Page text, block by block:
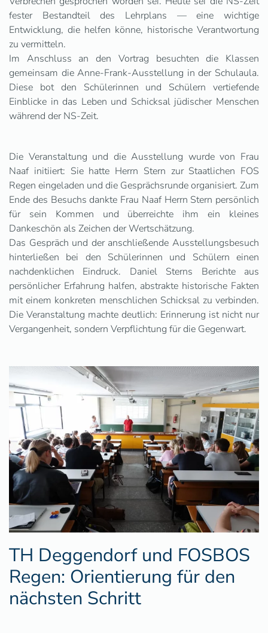
fester Bestandteil des Lehrplans — eine wichtige
Entwicklung, die helfen könne, historische Verantwortung
zu vermitteln.
Im Anschluss an den Vortrag besuchten die Klassen
gemeinsam die Anne-Frank-Ausstellung in der Schulaula.
Diese bot den Schülerinnen und Schülern vertiefende
Einblicke in das Leben und Schicksal jüdischer Menschen
während der NS-Zeit.
Die Veranstaltung und die Ausstellung wurde von Frau
Naaf initiiert: Sie hatte Herrn Stern zur Staatlichen FOS
Regen eingeladen und die Gesprächsrunde organisiert. Zum
Ende des Besuchs dankte Frau Naaf Herrn Stern persönlich
für sein Kommen und überreichte ihm ein kleines
Dankeschön als Zeichen der Wertschätzung.
Das Gespräch und der anschließende Ausstellungsbesuch
hinterließen bei den Schülerinnen und Schülern einen
nachdenklichen Eindruck. Daniel Sterns Berichte aus
persönlicher Erfahrung halfen, abstrakte historische Fakten
mit einem konkreten menschlichen Schicksal zu verbinden.
Die Veranstaltung machte deutlich: Erinnerung ist nicht nur
Vergangenheit, sondern Verpflichtung für die Gegenwart.
TH Deggendorf und FOSBOS
Regen: Orientierung für den
nächsten Schritt